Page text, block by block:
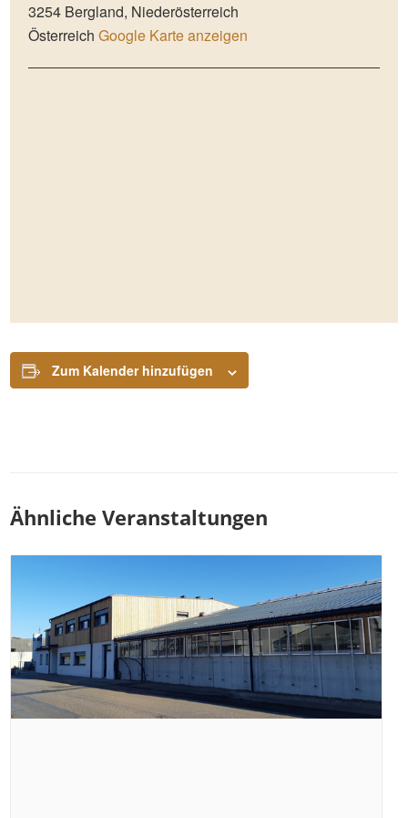
3254 Bergland, Niederösterreich
Österreich Google Karte anzeigen
Zum Kalender hinzufügen
Ähnliche Veranstaltungen